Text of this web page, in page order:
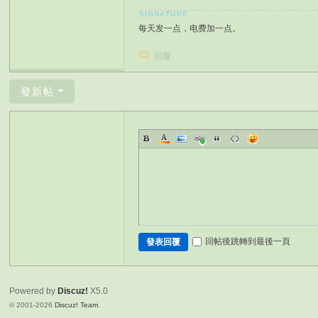
每天发一点，电费加一点。
回覆
發新帖
發表回覆 回帖後跳轉到最後一頁
Powered by Discuz! X5.0
© 2001-2026Discuz! Team